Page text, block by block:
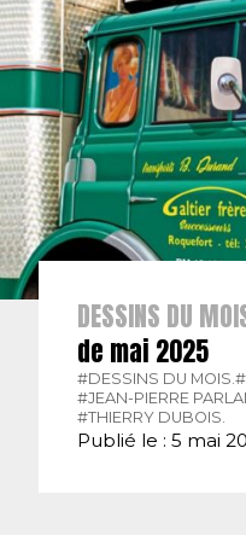
DESSINS DU
de mai 2025
#DESSINS DU MOIS.
#JEAN-PIERRE
#THIERRY DUBOIS.
Publié le : 5 mai